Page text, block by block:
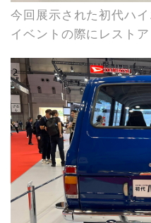
今回展示された初代ハ
イベントの際にレスト